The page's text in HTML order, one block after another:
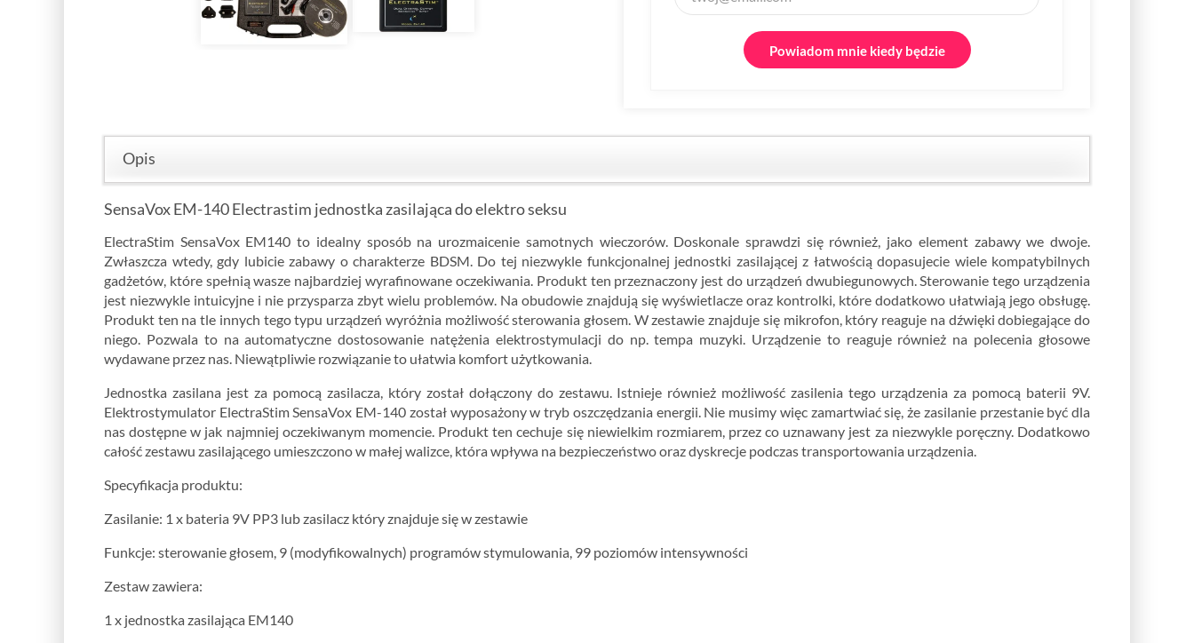
Powiadom mnie kiedy będzie
Opis
SensaVox EM-140 Electrastim jednostka zasilająca do elektro seksu
ElectraStim SensaVox EM140 to idealny sposób na urozmaicenie samotnych wieczorów. Doskonale sprawdzi się również, jako element zabawy we dwoje.
Zwłaszcza wtedy, gdy lubicie zabawy o charakterze BDSM. Do tej niezwykle funkcjonalnej jednostki zasilającej z łatwością dopasujecie wiele kompatybilnych
gadżetów, które spełnią wasze najbardziej wyrafinowane oczekiwania. Produkt ten przeznaczony jest do urządzeń dwubiegunowych. Sterowanie tego urządzenia
jest niezwykle intuicyjne i nie przysparza zbyt wielu problemów. Na obudowie znajdują się wyświetlacze oraz kontrolki, które dodatkowo ułatwiają jego obsługę.
Produkt ten na tle innych tego typu urządzeń wyróżnia możliwość sterowania głosem. W zestawie znajduje się mikrofon, który reaguje na dźwięki dobiegające do
niego. Pozwala to na automatyczne dostosowanie natężenia elektrostymulacji do np. tempa muzyki. Urządzenie to reaguje również na polecenia głosowe
wydawane przez nas. Niewątpliwie rozwiązanie to ułatwia komfort użytkowania.
Jednostka zasilana jest za pomocą zasilacza, który został dołączony do zestawu. Istnieje również możliwość zasilenia tego urządzenia za pomocą baterii 9V.
Elektrostymulator ElectraStim SensaVox EM-140 został wyposażony w tryb oszczędzania energii. Nie musimy więc zamartwiać się, że zasilanie przestanie być dla
nas dostępne w jak najmniej oczekiwanym momencie. Produkt ten cechuje się niewielkim rozmiarem, przez co uznawany jest za niezwykle poręczny. Dodatkowo
całość zestawu zasilającego umieszczono w małej walizce, która wpływa na bezpieczeństwo oraz dyskrecje podczas transportowania urządzenia.
Specyfikacja produktu:
Zasilanie: 1 x bateria 9V PP3 lub zasilacz który znajduje się w zestawie
Funkcje: sterowanie głosem, 9 (modyfikowalnych) programów stymulowania, 99 poziomów intensywności
Zestaw zawiera:
1 x jednostka zasilająca EM140